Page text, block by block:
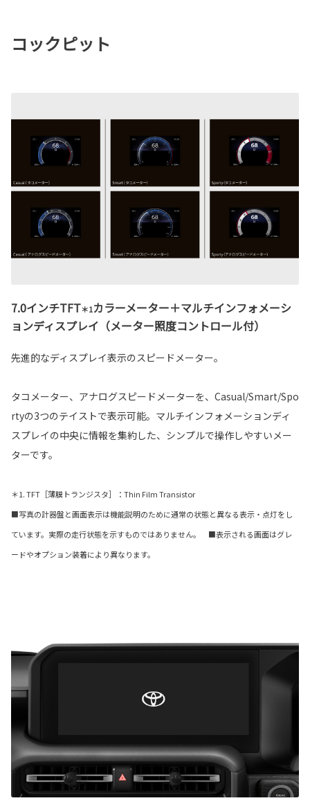
コックピット
7.0インチTFT＊1カラーメーター＋マルチインフォメーシ
ョンディスプレイ（メーター照度コントロール付）
先進的なディスプレイ表示のスピードメーター。
タコメーター、アナログスピードメーターを、Casual/Smart/Spo
rtyの3つのテイストで表示可能。マルチインフォメーションディ
スプレイの中央に情報を集約した、シンプルで操作しやすいメー
ターです。
＊1. TFT［薄膜トランジスタ］：Thin Film Transistor
■写真の計器盤と画面表示は機能説明のために通常の状態と異なる表示・点灯をし
ています。実際の走行状態を示すものではありません。 ■表示される画面はグレ
ードやオプション装着により異なります。